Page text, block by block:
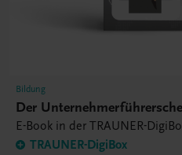
Bildung
Der
E-Book in der TRAUNER-
TRAUNER-DigiBox